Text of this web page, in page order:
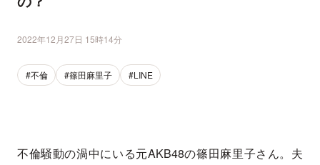
2022年12月27日 15時14分
#不倫 #篠田麻里子 #LINE
不倫騒動の渦中にいる元AKB48の篠田麻里子さん。夫